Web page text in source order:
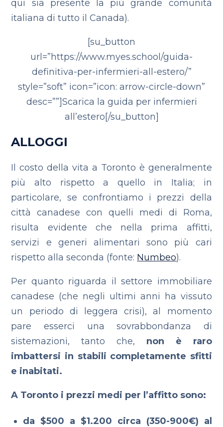
qui sia presente la più grande comunità
italiana di tutto il Canada).
[su_button
url=”https://www.myes.school/guida-
definitiva-per-infermieri-all-estero/”
style=”soft” icon=”icon: arrow-circle-down”
desc=””]Scarica la guida per infermieri
all’estero[/su_button]
ALLOGGI
Il costo della vita a Toronto è generalmente
più alto rispetto a quello in Italia; in
particolare, se confrontiamo i prezzi della
città canadese con quelli medi di Roma,
risulta evidente che nella prima affitti,
servizi e generi alimentari sono più cari
rispetto alla seconda (fonte: Numbeo).
Per quanto riguarda il settore immobiliare
canadese (che negli ultimi anni ha vissuto
un periodo di leggera crisi), al momento
pare esserci una sovrabbondanza di
sistemazioni, tanto che, non è raro
imbattersi in stabili completamente sfitti
e inabitati.
A Toronto i prezzi medi per l’affitto sono:
da $500 a $1.200 circa (350-900€) al